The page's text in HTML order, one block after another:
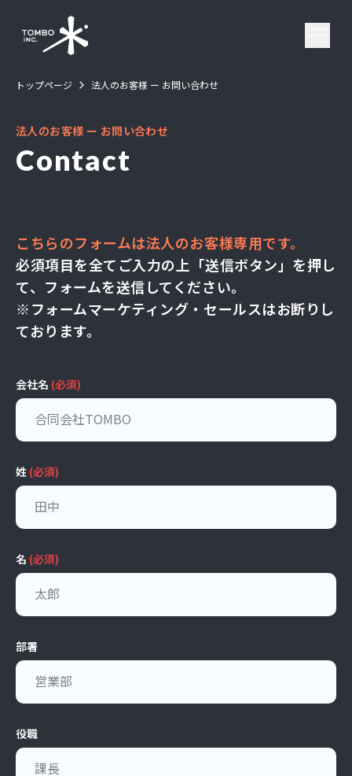
お問い合わせ
トップページ 法人のお客様 ー お問い合わせ
法人のお客様 ー お問い合わせ
Contact
こちらのフォームは法人のお客様専用です。
必須項目を全てご入力の上「送信ボタン」を押し
て、フォームを送信してください。
※フォームマーケティング・セールスはお断りし
ております。
会社名 (必須)
姓 (必須)
名 (必須)
部署
役職